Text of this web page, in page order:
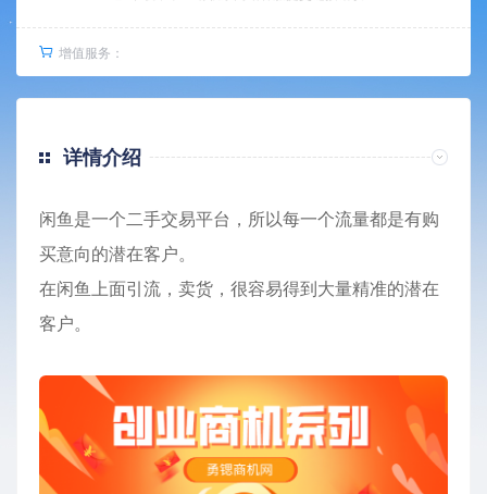
增值服务：
详情介绍
闲鱼是一个二手交易平台，所以每一个流量都是有购
买意向的潜在客户。
在闲鱼上面引流，卖货，很容易得到大量精准的潜在
客户。